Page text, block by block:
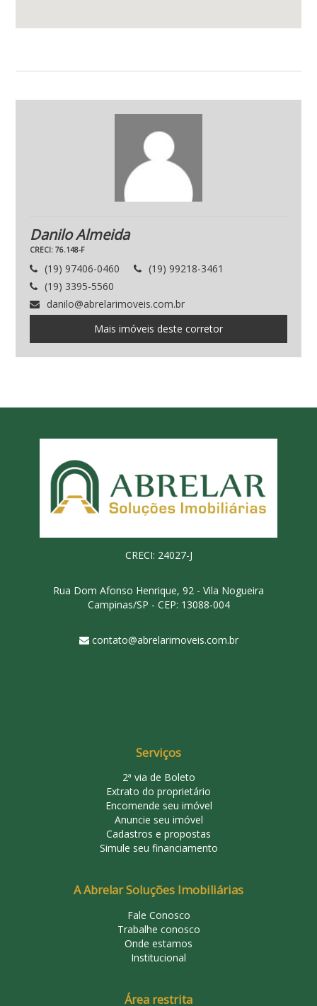
Danilo Almeida
CRECI: 76.148-F
(19) 97406-0460
(19) 99218-3461
(19) 3395-5560
danilo@abrelarimoveis.com.br
Mais imóveis deste corretor
CRECI: 24027-J
Rua Dom Afonso Henrique, 92 - Vila Nogueira
Campinas/SP - CEP: 13088-004
contato@abrelarimoveis.com.br
Serviços
2ª via de Boleto
Extrato do proprietário
Encomende seu imóvel
Anuncie seu imóvel
Cadastros e propostas
Simule seu financiamento
A Abrelar Soluções Imobiliárias
Fale Conosco
Trabalhe conosco
Onde estamos
Institucional
Área restrita